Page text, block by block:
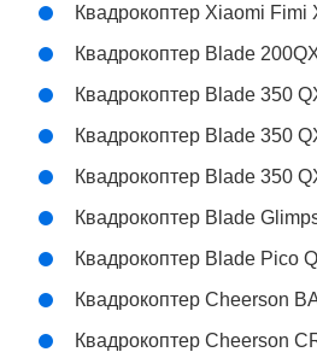
Квадрокоптер Xiaomi Fimi
Квадрокоптер Blade
Квадрокоптер Blade 350
Квадрокоптер Blade 350
Квадрокоптер Blade 350
Квадрокоптер Blade
Квадрокоптер Blade Pico
Квадрокоптер Cheerson
Квадрокоптер Cheerson